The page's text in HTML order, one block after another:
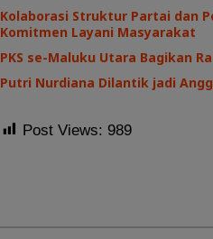
Kolaborasi Struktur Partai dan
Komitmen Layani Masyarakat
PKS se-Maluku Utara Bagikan
Putri Nurdiana Dilantik jadi
Post Views: 989